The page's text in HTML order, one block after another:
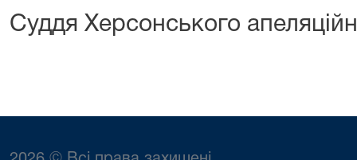
Суддя Херсонського